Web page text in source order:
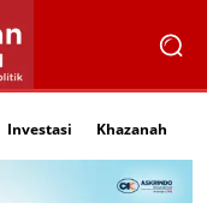
Investasi Khazanah